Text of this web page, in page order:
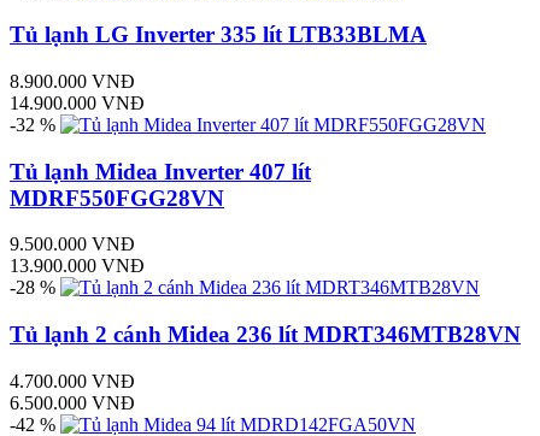
Tủ lạnh LG Inverter 335 lít LTB33BLMA
8.900.000 VNĐ
14.900.000 VNĐ
-32 %
Tủ lạnh Midea Inverter 407 lít
MDRF550FGG28VN
9.500.000 VNĐ
13.900.000 VNĐ
-28 %
Tủ lạnh 2 cánh Midea 236 lít MDRT346MTB28VN
4.700.000 VNĐ
6.500.000 VNĐ
-42 %